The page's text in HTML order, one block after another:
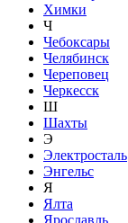
Химки
Ч
Чебоксары
Челябинск
Череповец
Черкесск
Ш
Шахты
Э
Электросталь
Энгельс
Я
Ялта
Ярославль